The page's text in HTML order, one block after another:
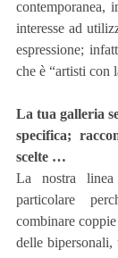
contemporanea,
interesse ad
espressione;
che è “artisti con
La tua galleria
specifica;
scelte …
La nostra
particolare
combinare
delle bipersonali,